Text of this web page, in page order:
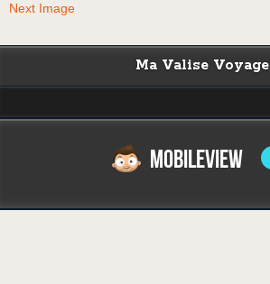
Next Image
Ma Valise Voyage
MOBILEVIEW